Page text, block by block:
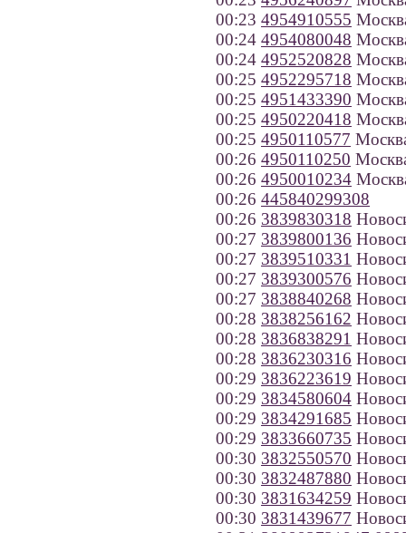
00:23 4954910555
00:24 4954080048
00:24 4952520828
00:25 4952295718
00:25 4951433390
00:25 4950220418
00:25 4950110577
00:26 4950110250
00:26 4950010234
00:26 445840299308
00:26 3839830318
00:27 3839800136
00:27 3839510331
00:27 3839300576
00:27 3838840268
00:28 3838256162
00:28 3836838291
00:28 3836230316
00:29 3836223619
00:29 3834580604
00:29 3834291685
00:29 3833660735
00:30 3832550570
00:30 3832487880
00:30 3831634259
00:30 3831439677